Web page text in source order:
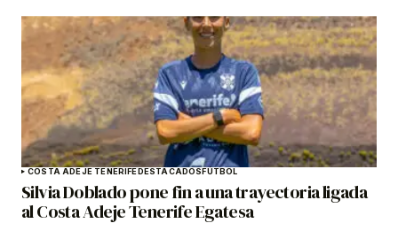
COSTA ADEJE TENERIFEDESTACADOSFÚTBOL
Silvia Doblado pone fin a una trayectoria ligada
al Costa Adeje Tenerife Egatesa